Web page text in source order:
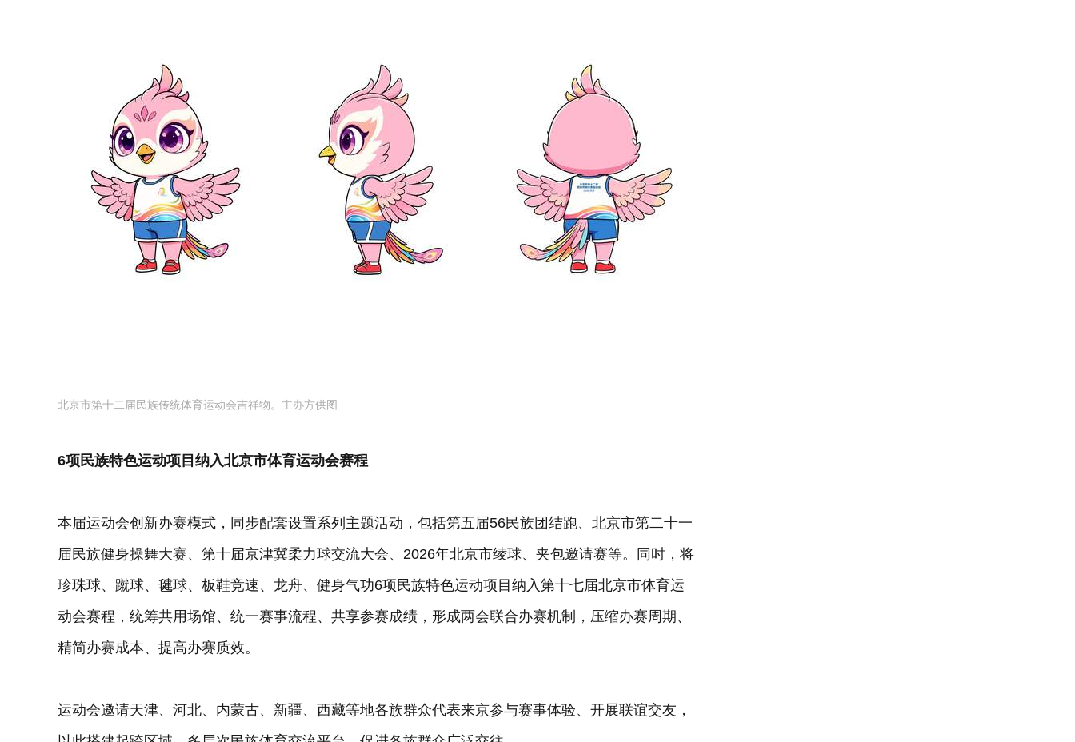
北京市第十二届民族传统体育运动会吉祥物。主办方供图
6项民族特色运动项目纳入北京市体育运动会赛程
本届运动会创新办赛模式，同步配套设置系列主题活动，包括第五届56民族团结跑、北京市第二十一
届民族健身操舞大赛、第十届京津冀柔力球交流大会、2026年北京市绫球、夹包邀请赛等。同时，将
珍珠球、蹴球、毽球、板鞋竞速、龙舟、健身气功6项民族特色运动项目纳入第十七届北京市体育运
动会赛程，统筹共用场馆、统一赛事流程、共享参赛成绩，形成两会联合办赛机制，压缩办赛周期、
精简办赛成本、提高办赛质效。
运动会邀请天津、河北、内蒙古、新疆、西藏等地各族群众代表来京参与赛事体验、开展联谊交友，